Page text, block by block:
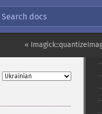
Search docs
«